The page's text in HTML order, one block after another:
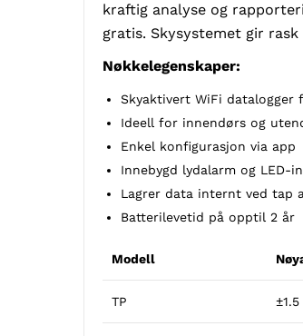
kraftig analyse og
gratis. Skysystemet gir
Nøkkelegenskaper:
Skyaktivert WiFi datalogger
Ideell for innendørs og
Enkel konfigurasjon via app
Innebygd lydalarm og LED-
Lagrer data internt ved tap
Batterilevetid på opptil 2 år
Modell
TP